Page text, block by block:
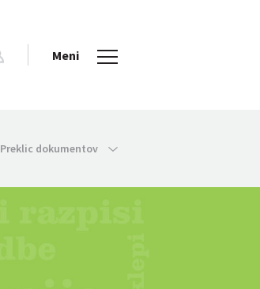
Meni
Preklic dokumentov